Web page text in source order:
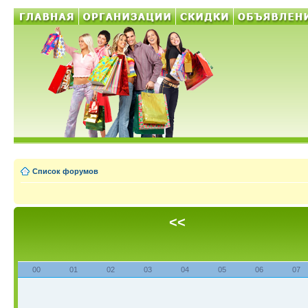
Список форумов
<<
00 01 02 03 04 05 06 07